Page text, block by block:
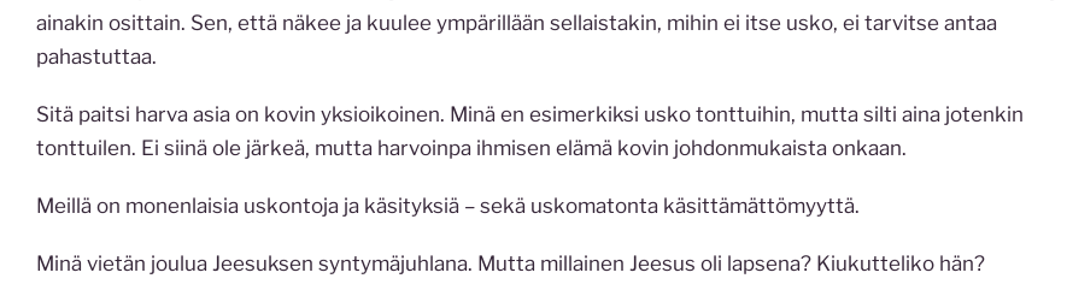
ainakin osittain. Sen, että näkee ja kuulee ympärillään sellaistakin, mihin ei itse usko, ei tarvitse antaa
pahastuttaa.
Sitä paitsi harva asia on kovin yksioikoinen. Minä en esimerkiksi usko tonttuihin, mutta silti aina jotenkin
tonttuilen. Ei siinä ole järkeä, mutta harvoinpa ihmisen elämä kovin johdonmukaista onkaan.
Meillä on monenlaisia uskontoja ja käsityksiä – sekä uskomatonta käsittämättömyyttä.
Minä vietän joulua Jeesuksen syntymäjuhlana. Mutta millainen Jeesus oli lapsena? Kiukutteliko hän?